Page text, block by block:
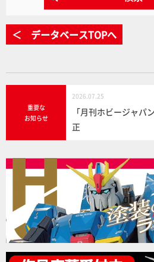
＜ データベースTOPへ
重要な
お知らせ
2026.07.25
「月刊ホビージャパ
正